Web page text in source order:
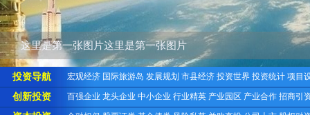
这里是第一张图片这里是第一张图片
投资导航 宏观经济 国际旅游岛 发展规划 市县经济 投资世界 投资统计 项目
创新投资 百强企业 龙头企业 中小企业 行业精英 产业园区 产业合作 招商引